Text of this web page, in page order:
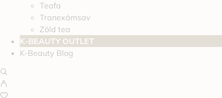
Teafa
Tranexámsav
Zöld tea
K-BEAUTY OUTLET
K-Beauty Blog